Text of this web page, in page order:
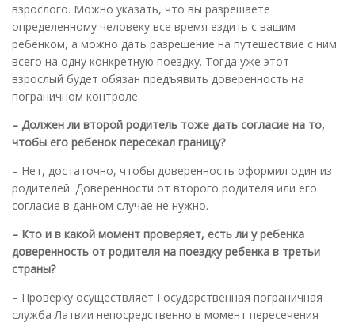
взрослого. Можно указать, что вы разрешаете
определенному человеку все время ездить с вашим
ребенком, а можно дать разрешение на путешествие с ним
всего на одну конкретную поездку. Тогда уже этот
взрослый будет обязан предъявить доверенность на
пограничном контроле.
– Должен ли второй родитель тоже дать согласие на то,
чтобы его ребенок пересекал границу?
– Нет, достаточно, чтобы доверенность оформил один из
родителей. Доверенности от второго родителя или его
согласие в данном случае не нужно.
– Кто и в какой момент проверяет, есть ли у ребенка
доверенность от родителя на поездку ребенка в третьи
страны?
– Проверку осуществляет Государственная пограничная
служба Латвии непосредственно в момент пересечения